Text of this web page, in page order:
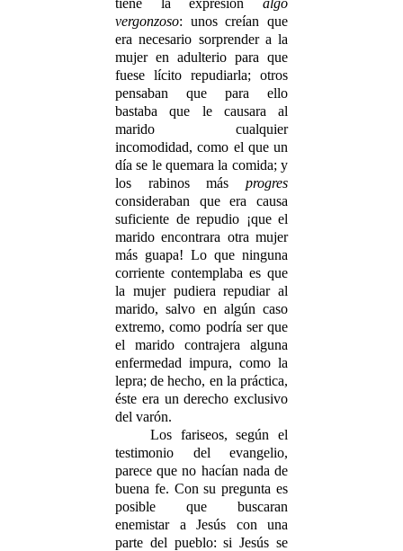
vergonzoso: unos creían que
era necesario sorprender a la
mujer en adulterio para que
fuese lícito repudiarla; otros
pensaban que para ello
bastaba que le causara al
marido cualquier
incomodidad, como el que un
día se le quemara la comida; y
los rabinos más progres
consideraban que era causa
suficiente de repudio ¡que el
marido encontrara otra mujer
más guapa! Lo que ninguna
corriente contemplaba es que
la mujer pudiera repudiar al
marido, salvo en algún caso
extremo, como podría ser que
el marido contrajera alguna
enfermedad impura, como la
lepra; de hecho, en la práctica,
éste era un derecho exclusivo
del varón.
Los fariseos, según el
testimonio del evangelio,
parece que no hacían nada de
buena fe. Con su pregunta es
posible que buscaran
enemistar a Jesús con una
parte del pueblo: si Jesús se